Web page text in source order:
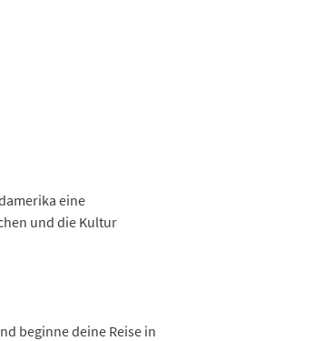
eine
und die Kultur
beginne deine Reise in